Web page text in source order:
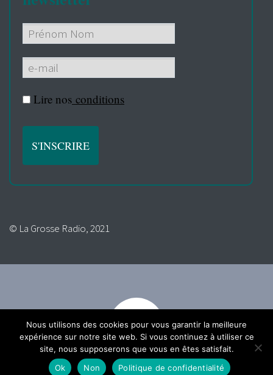
Lire nos conditions
© La Grosse Radio, 2021
Nous utilisons des cookies pour vous garantir la meilleure
expérience sur notre site web. Si vous continuez à utiliser ce
site, nous supposerons que vous en êtes satisfait.
Ok
Non Politique de confidentialité